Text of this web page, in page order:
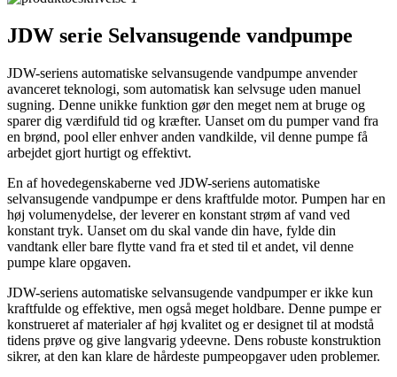
JDW serie Selvansugende vandpumpe
JDW-seriens automatiske selvansugende vandpumpe anvender
avanceret teknologi, som automatisk kan selvsuge uden manuel
sugning. Denne unikke funktion gør den meget nem at bruge og
sparer dig værdifuld tid og kræfter. Uanset om du pumper vand fra
en brønd, pool eller enhver anden vandkilde, vil denne pumpe få
arbejdet gjort hurtigt og effektivt.
En af hovedegenskaberne ved JDW-seriens automatiske
selvansugende vandpumpe er dens kraftfulde motor. Pumpen har en
høj volumenydelse, der leverer en konstant strøm af vand ved
konstant tryk. Uanset om du skal vande din have, fylde din
vandtank eller bare flytte vand fra et sted til et andet, vil denne
pumpe klare opgaven.
JDW-seriens automatiske selvansugende vandpumper er ikke kun
kraftfulde og effektive, men også meget holdbare. Denne pumpe er
konstrueret af materialer af høj kvalitet og er designet til at modstå
tidens prøve og give langvarig ydeevne. Dens robuste konstruktion
sikrer, at den kan klare de hårdeste pumpeopgaver uden problemer.